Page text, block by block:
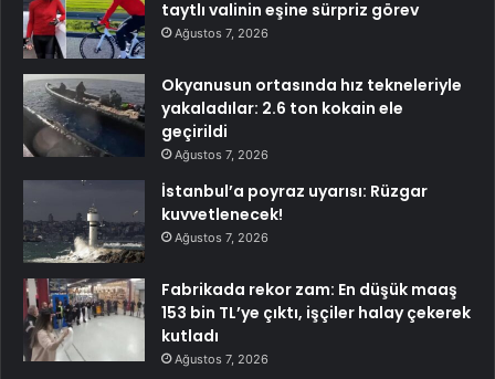
taytlı valinin eşine sürpriz görev
Ağustos 7, 2026
Okyanusun ortasında hız tekneleriyle
yakaladılar: 2.6 ton kokain ele
geçirildi
Ağustos 7, 2026
İstanbul’a poyraz uyarısı: Rüzgar
kuvvetlenecek!
Ağustos 7, 2026
Fabrikada rekor zam: En düşük maaş
153 bin TL’ye çıktı, işçiler halay çekerek
kutladı
Ağustos 7, 2026